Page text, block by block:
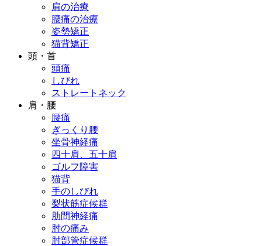
肩の治療
腰痛の治療
姿勢矯正
猫背矯正
頭・首
頭痛
しびれ
ストレートネック
肩・腰
腰痛
ぎっくり腰
坐骨神経痛
四十肩、五十肩
ゴルフ障害
猫背
手のしびれ
梨状筋症候群
肋間神経痛
肘の痛み
肘部管症候群